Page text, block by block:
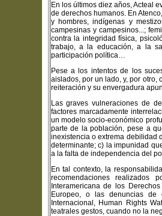
En los últimos diez años, Acteal
de derechos humanos. En
y hombres, indígenas y
campesinas y campesinos...;
contra la integridad física,
trabajo, a la educación, a la
participación política…
Pese a los intentos de los
aislados, por un lado, y, por otro,
reiteración y su envergadura
Las graves vulneraciones de
factores marcadamente
un modelo socio-económico
parte de la población, pese a
inexistencia o extrema debilidad
determinante; c) la impunidad
a la falta de independencia del
En tal contexto, la
recomendaciones realizados
Interamericana de los
Europeo, o las denuncias de
Internacional, Human Rights
teatrales gestos, cuando no la